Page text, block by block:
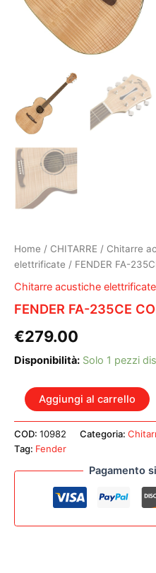
Home / CHITARRE / Chitarre
elettrificate / FENDER FA-
Chitarre acustiche elettrificate
FENDER FA-235CE
€279.00
Disponibilità: Solo 1 pezzi
FENDER
FA-
235CE
CONCERT
LR
Aggiungi al carrello
COD: 10982 Categoria:
Tag: Fender
Pagamento